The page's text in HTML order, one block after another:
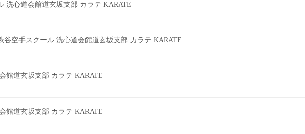
洗心道会館道玄坂支部 カラテ KARATE
谷空手スクール 洗心道会館道玄坂支部 カラテ KARATE
館道玄坂支部 カラテ KARATE
館道玄坂支部 カラテ KARATE